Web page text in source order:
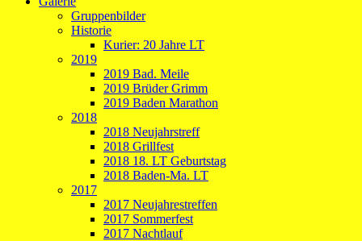
Gruppenbilder
Historie
Kurier: 20 Jahre LT
2019
2019 Bad. Meile
2019 Brüder Grimm
2019 Baden Marathon
2018
2018 Neujahrstreff
2018 Grillfest
2018 18. LT Geburtstag
2018 Baden-Ma. LT
2017
2017 Neujahrestreffen
2017 Sommerfest
2017 Nachtlauf